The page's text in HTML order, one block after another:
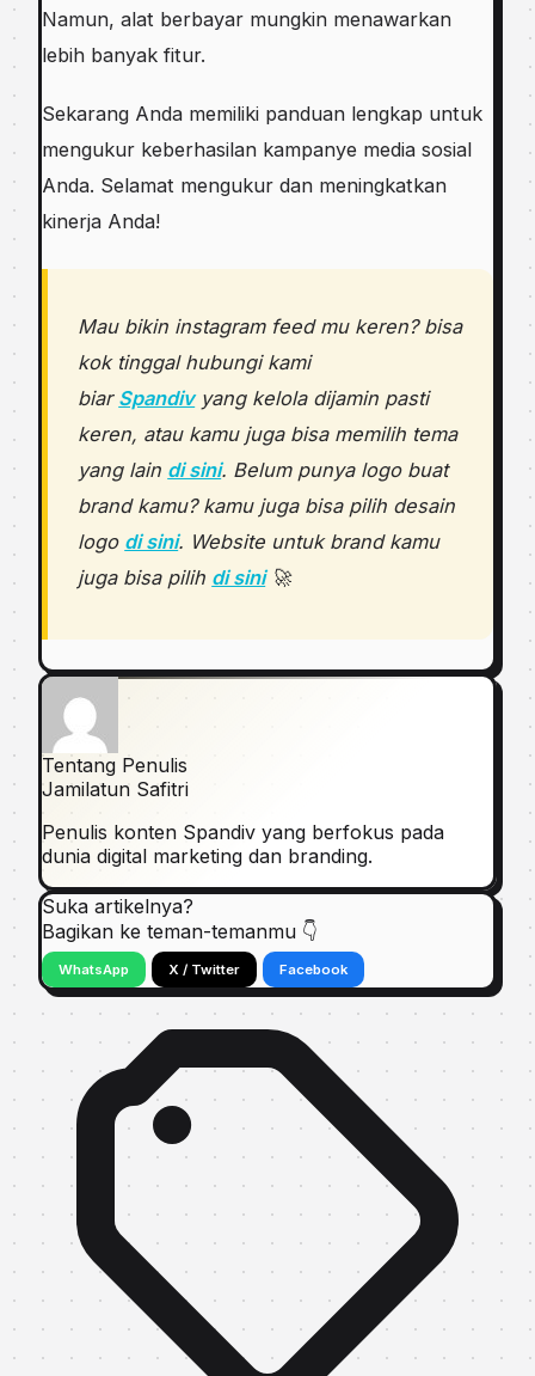
Namun, alat berbayar mungkin menawarkan
lebih banyak fitur.
Sekarang Anda memiliki panduan lengkap untuk
mengukur keberhasilan kampanye media sosial
Anda. Selamat mengukur dan meningkatkan
kinerja Anda!
Mau bikin instagram feed mu keren? bisa
kok tinggal hubungi kami
biar Spandivyang kelola dijamin pasti
keren, atau kamu juga bisa memilih tema
yang lain di sini. Belum punya logo buat
brand kamu? kamu juga bisa pilih desain
logo di sini. Website untuk brand kamu
juga bisa pilih di sini🚀
Tentang Penulis
Jamilatun Safitri
Penulis konten Spandiv yang berfokus pada
dunia digital marketing dan branding.
Suka artikelnya?
Bagikan ke teman-temanmu 👇
WhatsApp X / Twitter Facebook